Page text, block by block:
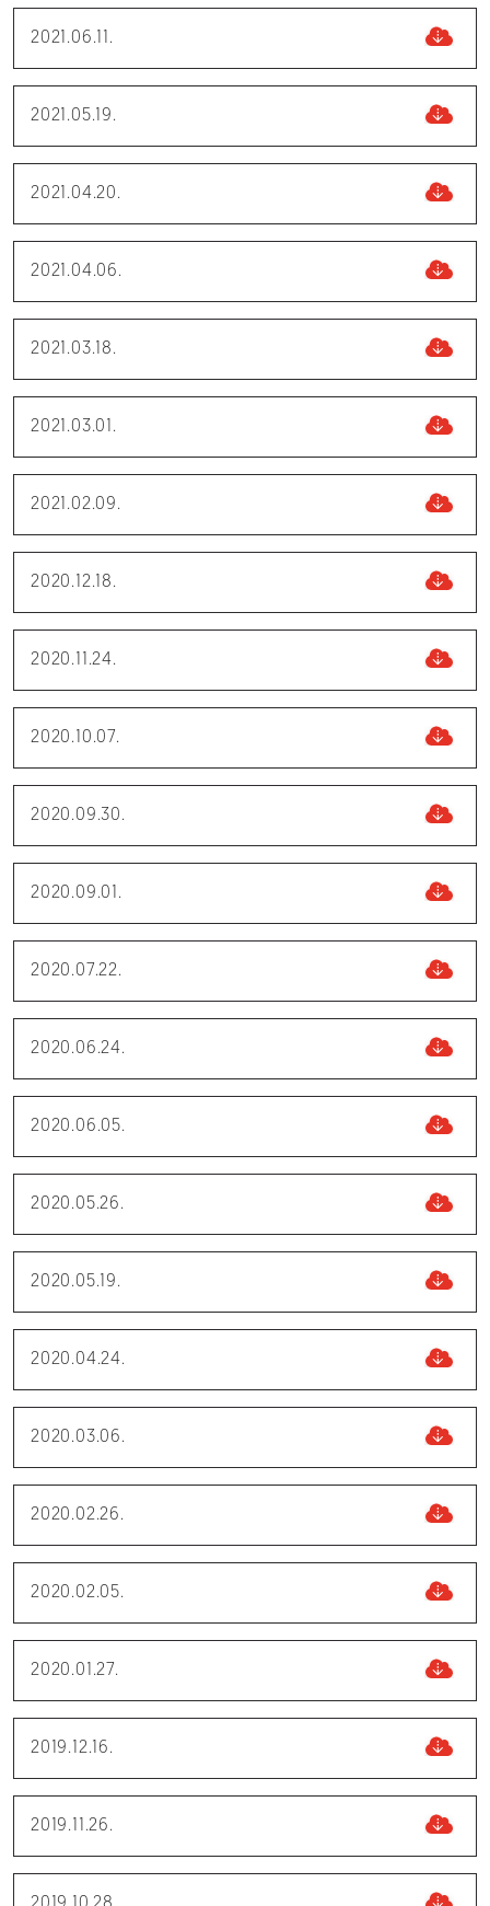
2021.06.11.
2021.05.19.
2021.04.20.
2021.04.06.
2021.03.18.
2021.03.01.
2021.02.09.
2020.12.18.
2020.11.24.
2020.10.07.
2020.09.30.
2020.09.01.
2020.07.22.
2020.06.24.
2020.06.05.
2020.05.26.
2020.05.19.
2020.04.24.
2020.03.06.
2020.02.26.
2020.02.05.
2020.01.27.
2019.12.16.
2019.11.26.